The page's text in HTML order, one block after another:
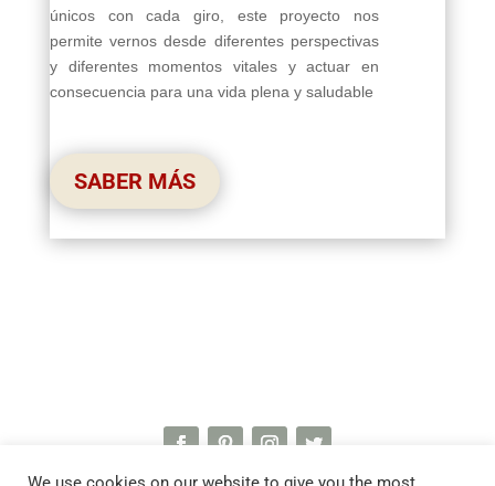
únicos con cada giro, este proyecto nos
permite vernos desde diferentes perspectivas
y diferentes momentos vitales y actuar en
consecuencia para una vida plena y saludable
SABER MÁS